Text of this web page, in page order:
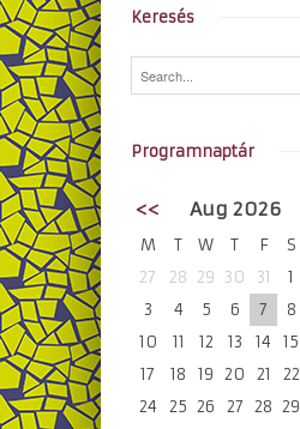
Keresés
Programnaptár
<< Aug 2026
M T W T F S
27
28 29 30 31 1
3
4 5 6 7 8
10
11 12 13 14 15
17
18 19 20 21 22
24
25 26 27 28 29